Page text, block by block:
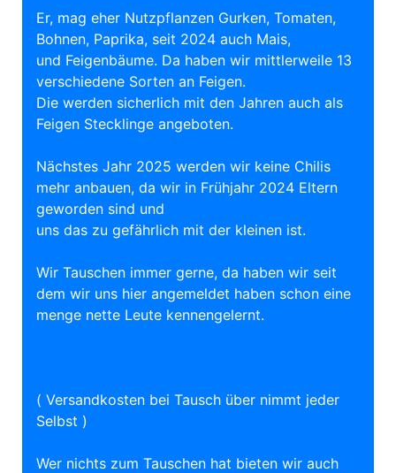
Er, mag eher Nutzpflanzen Gurken, Tomaten,
Bohnen, Paprika, seit 2024 auch Mais,
und Feigenbäume. Da haben wir mittlerweile 13
verschiedene Sorten an Feigen.
Die werden sicherlich mit den Jahren auch als
Feigen Stecklinge angeboten.
Nächstes Jahr 2025 werden wir keine Chilis
mehr anbauen, da wir in Frühjahr 2024 Eltern
geworden sind und
uns das zu gefährlich mit der kleinen ist.
Wir Tauschen immer gerne, da haben wir seit
dem wir uns hier angemeldet haben schon eine
menge nette Leute kennengelernt.
( Versandkosten bei Tausch über nimmt jeder
Selbst )
Wer nichts zum Tauschen hat bieten wir auch